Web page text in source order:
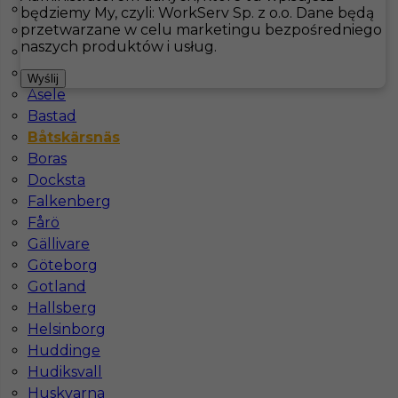
Hotistin Oferty pracyBåtskärsnäs
Pokaż filtr
Are
Arjeplog
Arvidsjaur
Arvika
Åsele
Bastad
Båtskärsnäs
Boras
Docksta
Falkenberg
Fårö
Gällivare
Göteborg
Gotland
Hallsberg
Helsinborg
Huddinge
Hudiksvall
Huskvarna
Kucharz / Kucharka praca za granicą w Szwecji
Kategoria Kuchnia
Lokalizacja Båtskärsnäs
Wymagane języki
będziemy My, czyli: WorkServ Sp. z o.o. Dane będą
przetwarzane w celu marketingu bezpośredniego
naszych produktów i usług.
Wyślij